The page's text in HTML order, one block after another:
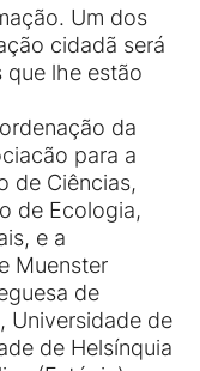
Um dos
cidadã será
que lhe estão
da
para a
de Ciências,
de Ecologia,
e a
Muenster
de
Universidade de
de Helsínquia